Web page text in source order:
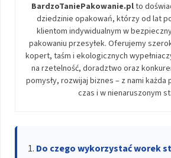
BardzoTaniePakowanie.plto
dziedzinie opakowań, którzy od lat
klientom indywidualnym w
pakowaniu przesyłek. Oferujemy
kopert, taśm i ekologicznych
na rzetelność, doradztwo oraz
pomysły, rozwijaj biznes – z nami każda
czas i w nienaruszonym
Do czego wykorzystać worek